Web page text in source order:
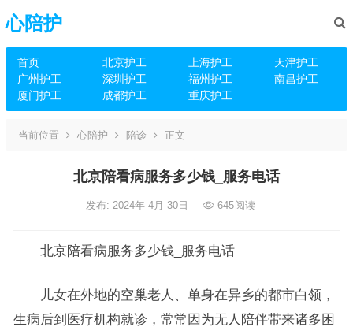
心陪护
首页 北京护工 上海护工
天津护工
广州护工
深圳护工 福州护工
南昌护工
厦门护工
成都护工 重庆护工
当前位置 心陪护 陪诊 正文
北京陪看病服务多少钱_服务电话
发布: 2024年 4月 30日 645阅读
北京陪看病服务多少钱_服务电话
儿女在外地的空巢老人、单身在异乡的都市白领，
生病后到医疗机构就诊，常常因为无人陪伴带来诸多困